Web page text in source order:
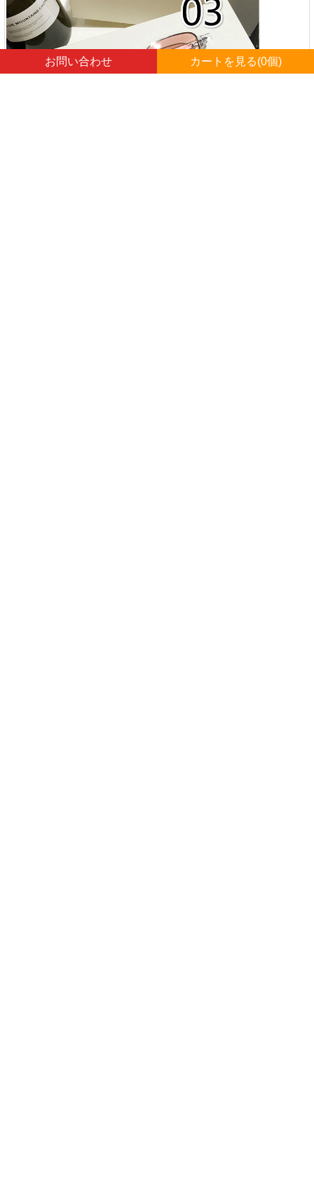
お問い合わせ カートを見る(0個)